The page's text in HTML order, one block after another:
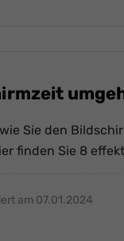
Sie den
finden Sie 8
am 07.01.2024